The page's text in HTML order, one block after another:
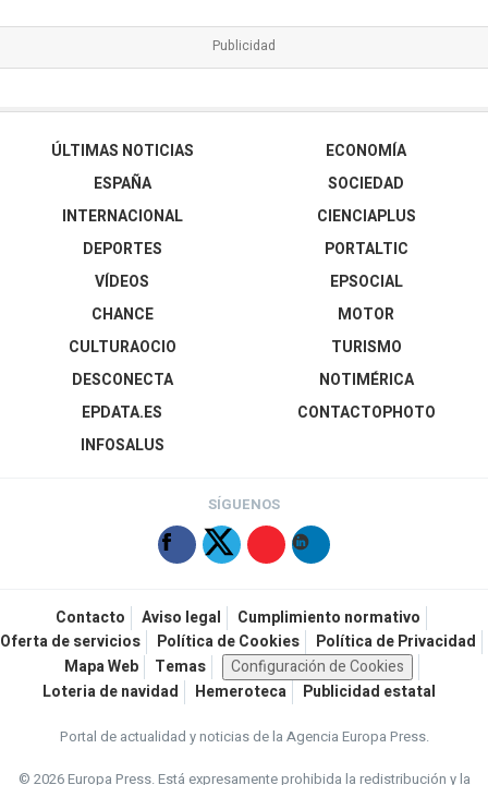
ÚLTIMAS NOTICIAS
ESPAÑA
INTERNACIONAL
DEPORTES
VÍDEOS
ECONOMÍA
SOCIEDAD
CIENCIAPLUS
PORTALTIC
EPSOCIAL
CHANCE
CULTURAOCIO
DESCONECTA
EPDATA.ES
INFOSALUS
MOTOR
TURISMO
NOTIMÉRICA
CONTACTOPHOTO
SÍGUENOS
Contacto Aviso legal
Cumplimiento normativo
Oferta de servicios
Política de Cookies
Política de Privacidad
Mapa Web
Temas
Configuración de Cookies
Loteria de navidad
Hemeroteca Publicidad estatal
Portal de actualidad y noticias de la Agencia Europa Press.
© 2026 Europa Press.Está expresamente prohibida la redistribución y la